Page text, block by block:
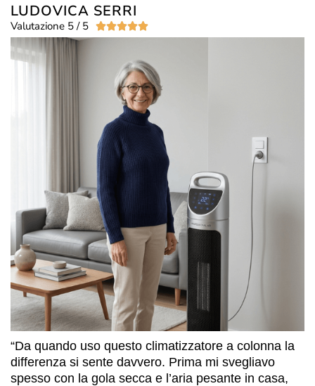
LUDOVICA SERRI
Valutazione 5 / 5 
“Da quando uso questo climatizzatore a colonna la
differenza si sente davvero. Prima mi svegliavo
spesso con la gola secca e l’aria pesante in casa,